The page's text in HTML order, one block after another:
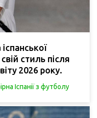
стиль після
2026 року.
Іспанії з футболу